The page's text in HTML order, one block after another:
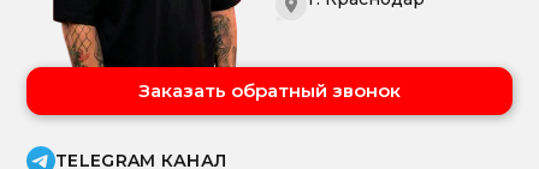
Заказать обратный звонок
TELEGRAM КАНАЛ